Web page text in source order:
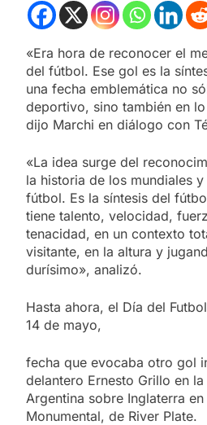
«Era hora de reconocer el
del fútbol. Ese gol es la
una fecha emblemática no
deportivo, sino también en
dijo Marchi en diálogo con
«La idea surge del
la historia de los mundiales
fútbol. Es la síntesis del
tiene talento, velocidad,
tenacidad, en un contexto
visitante, en la altura y
durísimo», analizó.
Hasta ahora, el Día del
14 de mayo,
fecha que evocaba otro gol
delantero Ernesto Grillo en
Argentina sobre Inglaterra
Monumental, de River Plate.